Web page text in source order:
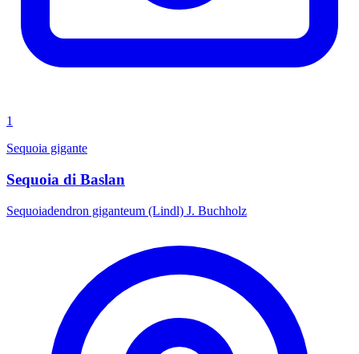
1
Sequoia gigante
Sequoia di Baslan
Sequoiadendron giganteum (Lindl) J. Buchholz